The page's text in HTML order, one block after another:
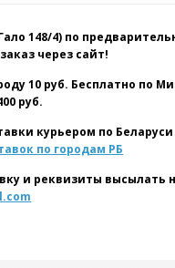
148/4) по
через сайт!
10 руб. Бесплатно по
руб.
курьером по Беларуси
по городам РБ
и реквизиты высылать